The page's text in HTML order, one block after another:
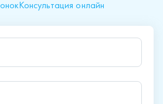
Консультация онлайн
подтверждаете согласие с
персональных данных